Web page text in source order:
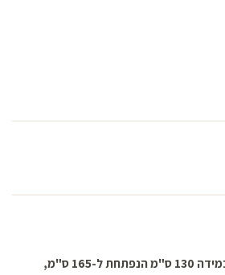
פינת אוכל עגולה Circle במידה 130 ס"מ הנפתחת ל-165 ס"מ,